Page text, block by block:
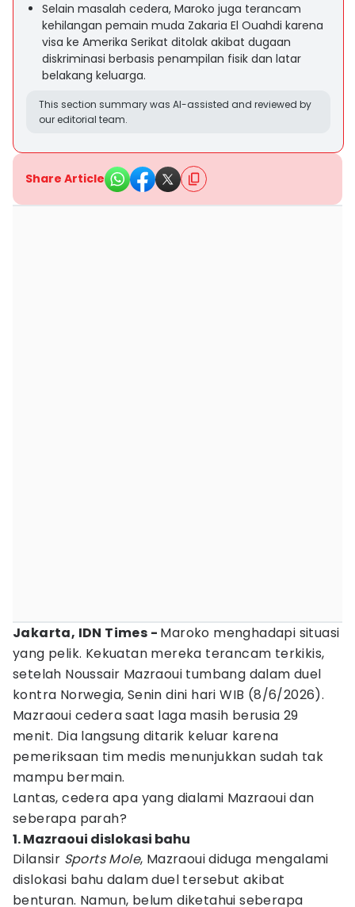
Selain masalah cedera, Maroko juga terancam
kehilangan pemain muda Zakaria El Ouahdi karena
visa ke Amerika Serikat ditolak akibat dugaan
diskriminasi berbasis penampilan fisik dan latar
belakang keluarga.
This section summary was AI-assisted and reviewed by
our editorial team.
Share Article
Jakarta, IDN Times - Maroko menghadapi situasi
yang pelik. Kekuatan mereka terancam terkikis,
setelah Noussair Mazraoui tumbang dalam duel
kontra Norwegia, Senin dini hari WIB (8/6/2026).
Mazraoui cedera saat laga masih berusia 29
menit. Dia langsung ditarik keluar karena
pemeriksaan tim medis menunjukkan sudah tak
mampu bermain.
Lantas, cedera apa yang dialami Mazraoui dan
seberapa parah?
1. Mazraoui dislokasi bahu
Dilansir Sports Mole, Mazraoui diduga mengalami
dislokasi bahu dalam duel tersebut akibat
benturan. Namun, belum diketahui seberapa